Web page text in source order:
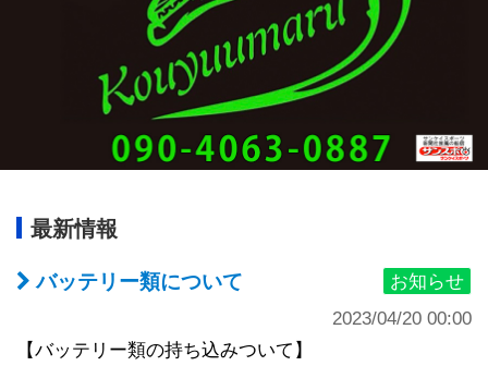
最新情報
お知らせ
バッテリー類について
2023/04/20 00:00
【バッテリー類の持ち込みついて】